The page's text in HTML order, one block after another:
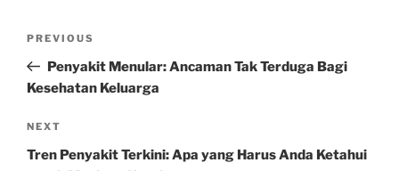
Previous
Post
PREVIOUS
Penyakit Menular: Ancaman Tak Terduga Bagi
Kesehatan Keluarga
Next
Post
NEXT
Tren Penyakit Terkini: Apa yang Harus Anda Ketahui